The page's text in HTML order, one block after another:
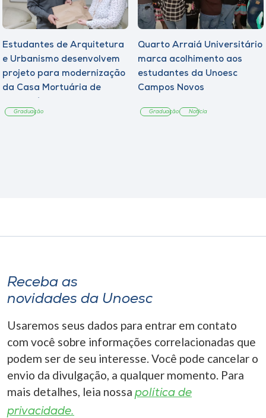
Estudantes de Arquitetura
e Urbanismo desenvolvem
projeto para modernização
da Casa Mortuária de
Graduação
Quarto Arraiá Universitário
marca acolhimento aos
estudantes da Unoesc
Campos Novos
Graduação Notícia
Receba as
novidades da Unoesc
Usaremos seus dados para entrar em contato
com você sobre informações correlacionadas que
podem ser de seu interesse. Você pode cancelar o
envio da divulgação, a qualquer momento. Para
mais detalhes, leia nossa política de
privacidade.